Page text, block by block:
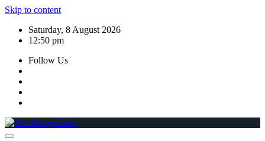
Skip to content
Saturday, 8 August 2026
12:50 pm
Follow Us